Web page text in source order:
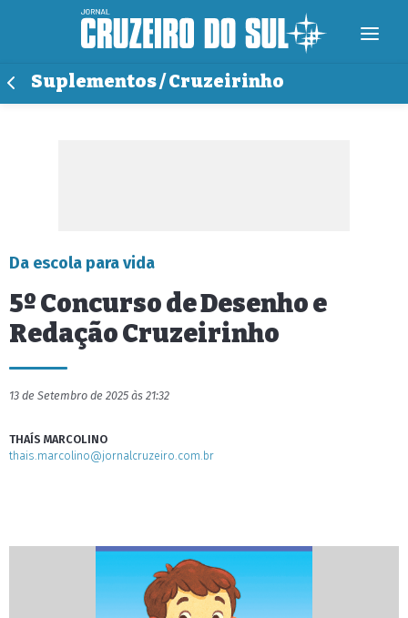
Suplementos / Cruzeirinho
Da escola para vida
5º Concurso de Desenho e
Redação Cruzeirinho
13 de Setembro de 2025 às 21:32
THAÍS MARCOLINO
thais.marcolino@jornalcruzeiro.com.br